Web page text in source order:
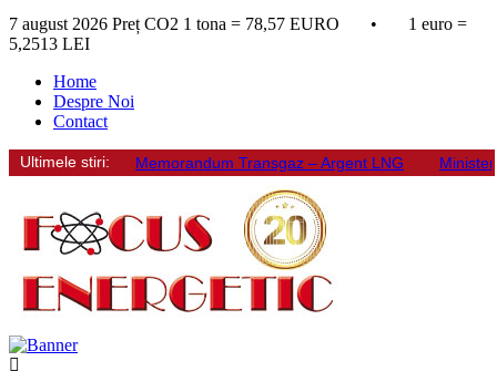
7 august 2026 Preț CO2 1 tona = 78,57 EURO • 1 euro =
5,2513 LEI
Home
Despre Noi
Contact
Ultimele stiri: Memorandum Transgaz – Argent LNG